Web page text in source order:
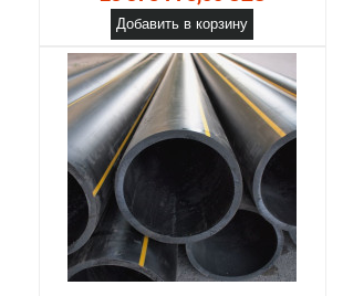
Добавить в корзину